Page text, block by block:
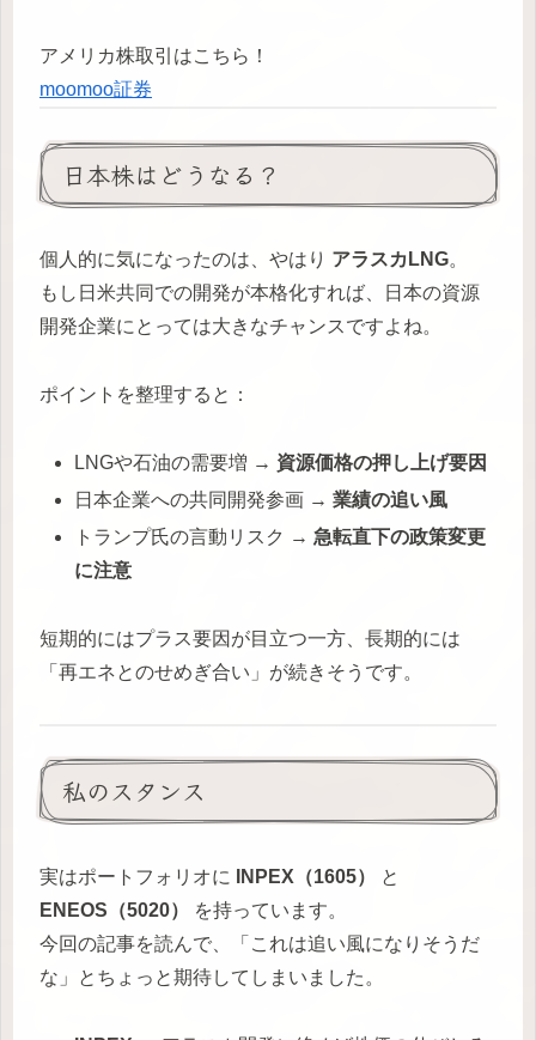
アメリカ株取引はこちら！
moomoo証券
日本株はどうなる？
個人的に気になったのは、やはり アラスカLNG。
もし日米共同での開発が本格化すれば、日本の資源
開発企業にとっては大きなチャンスですよね。
ポイントを整理すると：
LNGや石油の需要増 → 資源価格の押し上げ要因
日本企業への共同開発参画 →業績の追い風
トランプ氏の言動リスク →急転直下の政策変更
に注意
短期的にはプラス要因が目立つ一方、長期的には
「再エネとのせめぎ合い」が続きそうです。
私のスタンス
実はポートフォリオに INPEX（1605）
と
ENEOS（5020）
を持っています。
今回の記事を読んで、「これは追い風になりそうだ
な」とちょっと期待してしまいました。